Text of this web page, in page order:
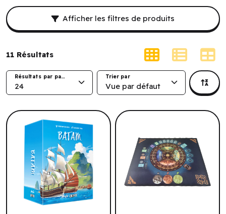
Filtres et résultat de recherche.
Afficher les filtres de produits
11 Résultats
Résultats par page
24
Trier par
Vue par défaut